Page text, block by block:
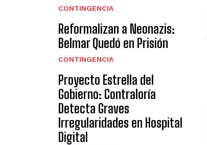
CONTINGENCIA
Reformalizan a Neonazis:
Belmar Quedó en Prisión
CONTINGENCIA
Proyecto Estrella del
Gobierno: Contraloría
Detecta Graves
Irregularidades en Hospital
Digital